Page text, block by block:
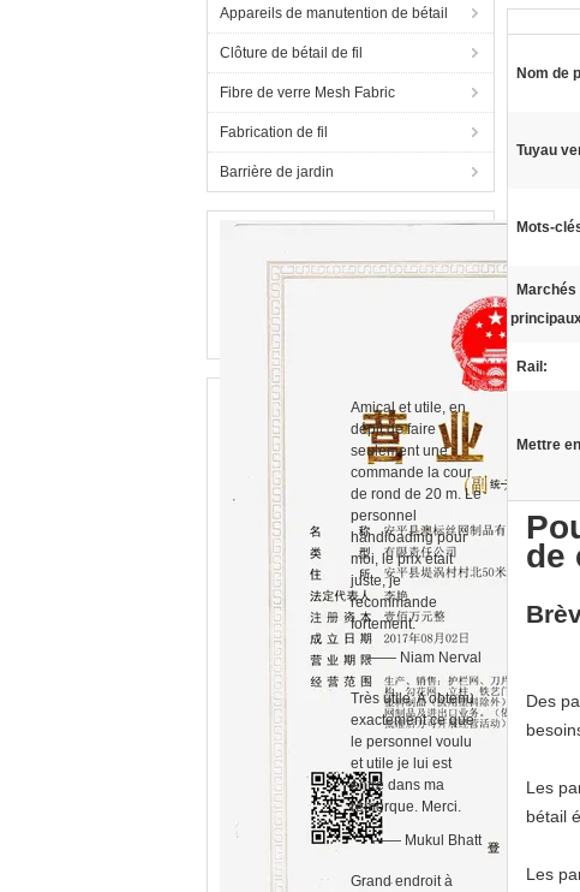
Appareils de manutention de bétail
Clôture de bétail de fil
Fibre de verre Mesh Fabric
Fabrication de fil
Barrière de jardin
Amical et utile, en
dépit de faire
seulement une
commande la cour
de rond de 20 m. Le
personnel
handloading pour
moi, le prix était
juste, je
recommande
fortement.
—— Niam Nerval
Très utile. A obtenu
exactement ce que
le personnel voulu
et utile je lui est
entré dans ma
remorque. Merci.
—— Mukul Bhatt
Grand endroit à
Nom de
Tuyau
Mots-
Marchés
Rail:
Mettre
de
Des
Les
bétail
Les